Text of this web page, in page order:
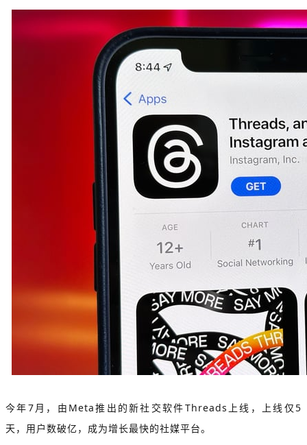
今年7月，由Meta推出的新社交软件Threads上线，上线仅5
天，用户数破亿，成为增长最快的社媒平台。